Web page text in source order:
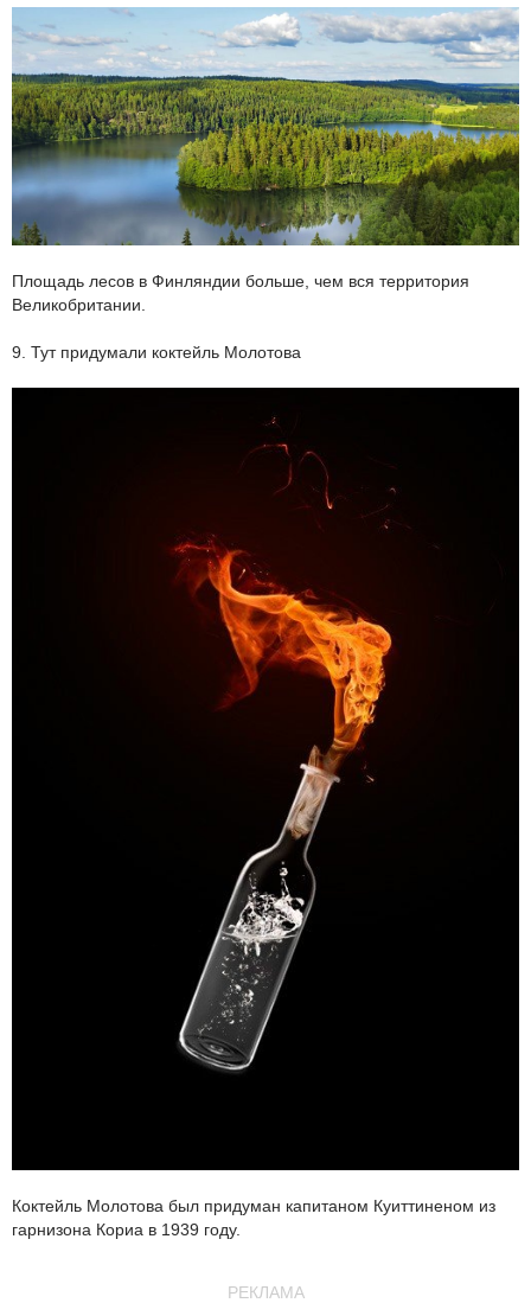
Площадь лесов в Финляндии больше, чем вся территория
Великобритании.
9. Тут придумали коктейль Молотова
Коктейль Молотова был придуман капитаном Куиттиненом из
гарнизона Кориа в 1939 году.
РЕКЛАМА